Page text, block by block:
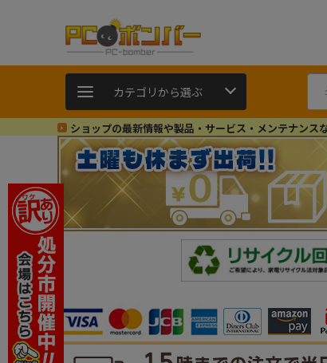
カテゴリから選ぶ
ショップの最新情報や製品・サービス・メンテナンス